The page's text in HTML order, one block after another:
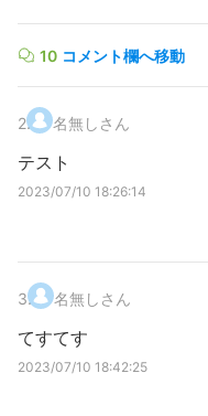
10 コメント欄へ移動
2. 名無しさん
テスト
2023/07/10 18:26:14
3. 名無しさん
てすてす
2023/07/10 18:42:25